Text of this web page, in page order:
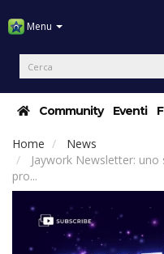
Menu
Community Eventi
Home
News
Jaywork Newsletter:
pro...